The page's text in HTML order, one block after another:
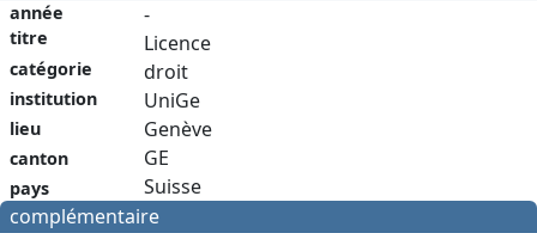
année
titre
catégorie
institution
lieu
canton
pays
-
Licence
droit
UniGe
Genève
GE
Suisse
complémentaire